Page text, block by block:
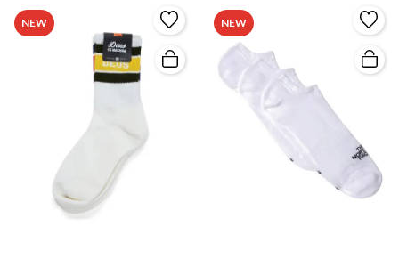
NEW NEW